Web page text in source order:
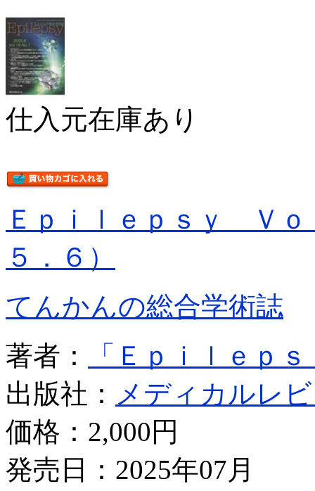
仕入元在庫あり
Ｅｐｉｌｅｐｓｙ Ｖ
５．６）
てんかんの総合学術誌
著者：
「Ｅｐｉｌｅｐ
出版社： メディカルレ
価格： 2,000円
発売日：2025年07月